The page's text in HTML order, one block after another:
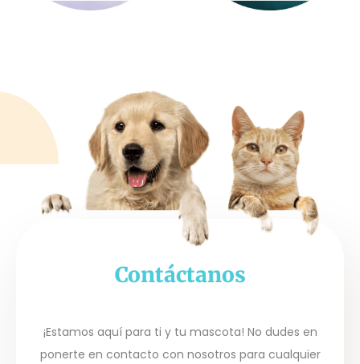
Contáctanos
¡Estamos aquí para ti y tu mascota! No dudes en
ponerte en contacto con nosotros para cualquier